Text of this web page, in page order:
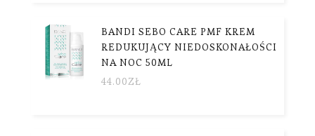
BANDI SEBO CARE PMF KREM
REDUKUJĄCY NIEDOSKONAŁOŚCI
NA NOC 50ML
44.00ZŁ